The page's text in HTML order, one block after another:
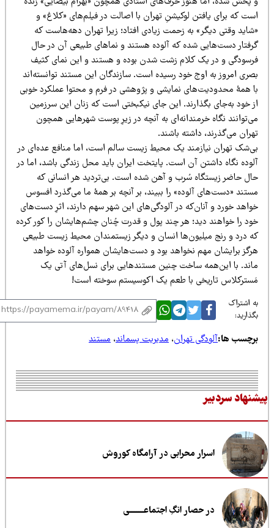
که برای یافتن لوکیشنِ تهران با اصالت در فیلم‌­های «کلاغ» و
وقتی دیگر» به زحمت زیادی افتاد؛ زیرا تهران دهه‌­هاست که
دست‌­هایی شده که آلوده هستند و نماهای طبیعی آن در حال
و در یک کلام زشت شدن بوده و هستند و این نمای کثیف
امروز به اوج خود رسیده است. سازندگان این مستند توانسته‌­اند
همه­ٔ محدودیت‌­های نمایشی و پژوهشی در فرم و محتوا عملکرد خوبی
خود به‌جای بگذارند. این جای نیک­بختی است که زنان این سرزمین
نگاه خرمندانه‌­ای به آنچه در زیرِ پوست شهرهایی همچون
می‌­گذرند، داشته باشند.
تهران نیازمند یک محیط ­زیست سالم است، اما منافع عده‌­ای در
نگاه داشتن آن است. پایتخت ایران باید محل زندگی باشد، اما در
حاضر زیستگاه سُرب و آهن شده است. بی‌­تردید هر انسانی که
«دست‌های آلوده» را ببیند، بر آنچه بر همهٔ­ ما می‌­گذرد افسوس
خورد و آنان‌که در آلودگی‌­های این شهر سهم دارند، اثرِ دست‌­های
را خواهند دید؛ هر چند پول و قدرت چُنان چشم‌هایشان را کور کرده
درد و رنج میلیون‌­ها انسان و دیگر زیستمندان محیط زیست طبیعی
برایشان مهم نخواهد بود و دست‌­هایشان همواره آلوده خواهد
با این‌همه ساخت چنین مستندهایی برای نسل­‌های آتی یک
تاریخی با طعم یک اکوسیستم سوخته است!
اشتراک
ها:آلودگی تهران،مدیریت پسماند،مستند
سردبیر
اسرار محرابی در آرامگاه کوروش
در حصار انگِ اجتماعــــــــی